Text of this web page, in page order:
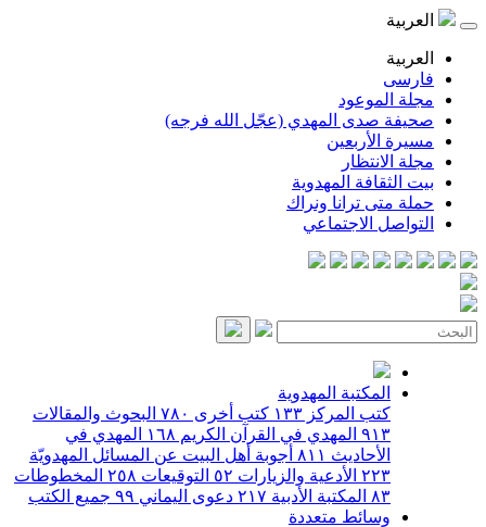
العربية
العربية
فارسی
مجلة الموعود
صحيفة صدى المهدي (عجّل الله فرجه)
مسيرة الأربعين
مجلة الانتظار
بيت الثقافة المهدوية
حملة متى ترانا ونراك
التواصل الاجتماعي
المكتبة المهدوية
كتب المركز ١٣٣ كتب أخرى ٧٨٠ البحوث والمقالات
٩١٣ المهدي في القرآن الكريم ١٦٨
المهدي في
الأحاديث ٨١١ أجوبة أهل البيت عن المسائل المهدويّة
٢٢٣ الأدعية والزيارات ٥٢ التوقيعات ٢٥٨ المخطوطات
٨٣ المكتبة الأدبية ٢١٧ دعوى اليماني ٩٩ جميع الكتب
وسائط متعددة